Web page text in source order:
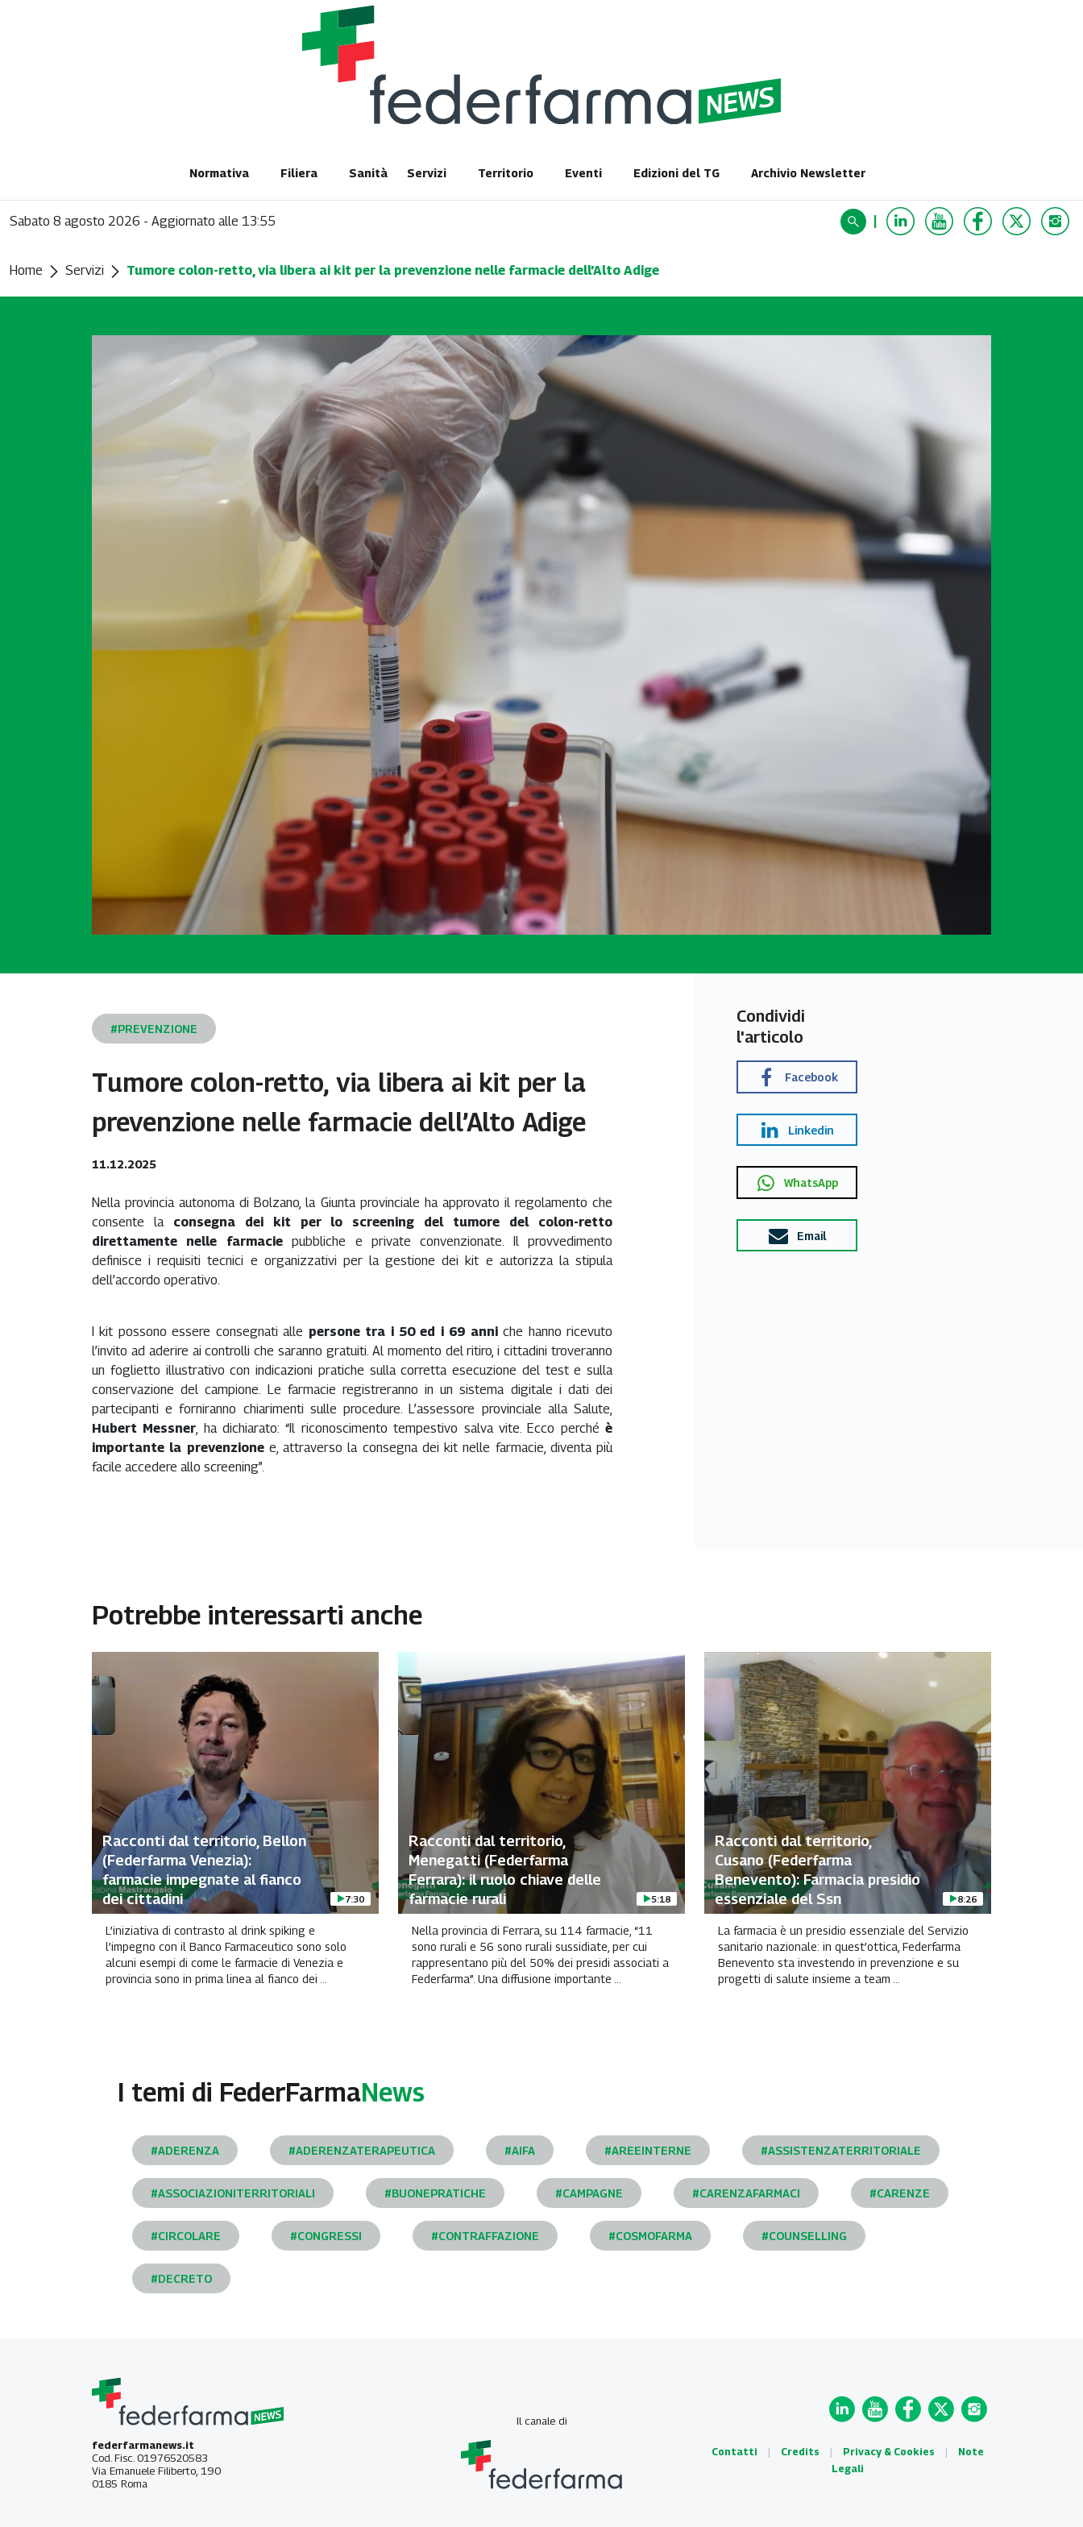
Normativa Filiera Sanità Servizi Territorio Eventi Edizioni del TG Archivio Newsletter
Sabato 8 agosto 2026 - Aggiornato alle 13:55
Home Servizi Tumore colon-retto, via libera ai kit per la prevenzione nelle farmacie dell’Alto Adige
#PREVENZIONE
Tumore colon-retto, via libera ai kit per la
prevenzione nelle farmacie dell’Alto Adige
11.12.2025
Nella provincia autonoma di Bolzano, la Giunta provinciale ha approvato il regolamento che
consente la consegna dei kit per lo screening del tumore del colon-retto
direttamente nelle farmaciepubbliche e private convenzionate. Il provvedimento
definisce i requisiti tecnici e organizzativi per la gestione dei kit e autorizza la stipula
dell’accordo operativo.
I kit possono essere consegnati alle persone tra i 50 ed i 69 anniche hanno ricevuto
l’invito ad aderire ai controlli che saranno gratuiti. Al momento del ritiro, i cittadini troveranno
un foglietto illustrativo con indicazioni pratiche sulla corretta esecuzione del test e sulla
conservazione del campione. Le farmacie registreranno in un sistema digitale i dati dei
partecipanti e forniranno chiarimenti sulle procedure. L’assessore provinciale alla Salute,
Hubert Messner, ha dichiarato: “Il riconoscimento tempestivo salva vite. Ecco perchéè
importante la prevenzione e, attraverso la consegna dei kit nelle farmacie, diventa più
facile accedere allo screening”.
Condividi
l'articolo
Facebook
Linkedin
WhatsApp
Email
Potrebbe interessarti anche
Racconti dal territorio, Bellon
(Federfarma Venezia):
farmacie impegnate al fianco
dei cittadini
7:30
L’iniziativa di contrasto al drink spiking e
l’impegno con il Banco Farmaceutico sono solo
alcuni esempi di come le farmacie di Venezia e
provincia sono in prima linea al fianco dei ...
Racconti dal territorio,
Menegatti (Federfarma
Ferrara): il ruolo chiave delle
farmacie rurali
5:18
Nella provincia di Ferrara, su 114 farmacie, “11
sono rurali e 56 sono rurali sussidiate, per cui
rappresentano più del 50% dei presidi associati a
Federfarma”. Una diffusione importante ...
Racconti dal territorio,
Cusano (Federfarma
Benevento): Farmacia presidio
essenziale del Ssn
8:26
La farmacia è un presidio essenziale del Servizio
sanitario nazionale: in quest’ottica, Federfarma
Benevento sta investendo in prevenzione e su
progetti di salute insieme a team ...
I temi di FederFarmaNews
#ADERENZA #ADERENZATERAPEUTICA #AIFA #AREEINTERNE #ASSISTENZATERRITORIALE
#ASSOCIAZIONITERRITORIALI #BUONEPRATICHE #CAMPAGNE #CARENZAFARMACI #CARENZE
#CIRCOLARE #CONGRESSI #CONTRAFFAZIONE #COSMOFARMA #COUNSELLING
#DECRETO
federfarmanews.it
Cod. Fisc. 01976520583
Via Emanuele Filiberto, 190
0185 Roma
Il canale di
Contatti | Credits | Privacy & Cookies |
Note
Legali